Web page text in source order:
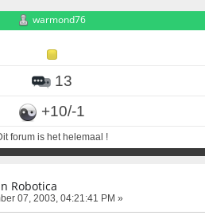
warmond76
13
+10/-1
forum is het helemaal !
Robotica
07, 2003, 04:21:41 PM »